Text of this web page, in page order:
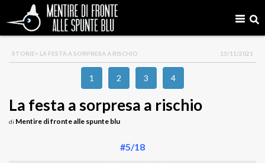
STORIE> LA FESTA A SORPRESA A RISCHIO 13/11/2021
1 2 3 4
La festa a sorpresa a rischio
di Mentire di fronte alle spunte blu
#5/18